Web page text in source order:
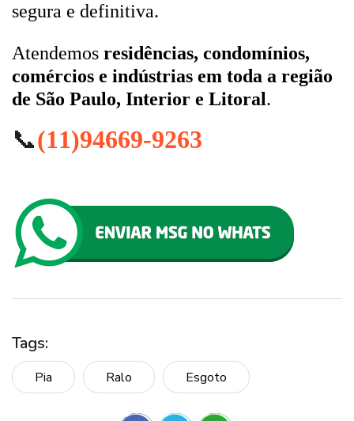
segura e definitiva.
Atendemos residências, condomínios,
comércios e indústrias em toda a região
de São Paulo, Interior e Litoral.
📞(11)94669-9263
Tags:
Pia Ralo Esgoto